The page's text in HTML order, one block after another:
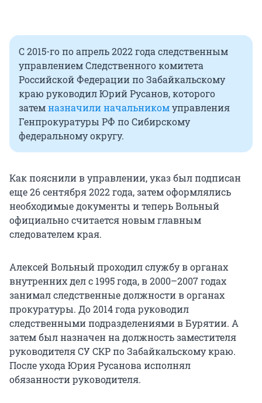
С 2015-го по апрель 2022 года следственным
управлением Следственного комитета
Российской Федерации по Забайкальскому
краю руководил Юрий Русанов, которого
затемназначили начальникомуправления
Генпрокуратуры РФ по Сибирскому
федеральному округу.
Как пояснили в управлении, указ был подписан
еще 26 сентября 2022 года, затем оформлялись
необходимые документы и теперь Вольный
официально считается новым главным
следователем края.
Алексей Вольный проходил службу в органах
внутренних дел с 1995 года, в 2000–2007 годах
занимал следственные должности в органах
прокуратуры. До 2014 года руководил
следственными подразделениями в Бурятии. А
затем был назначен на должность заместителя
руководителя СУ СКР по Забайкальскому краю.
После ухода Юрия Русанова исполнял
обязанности руководителя.